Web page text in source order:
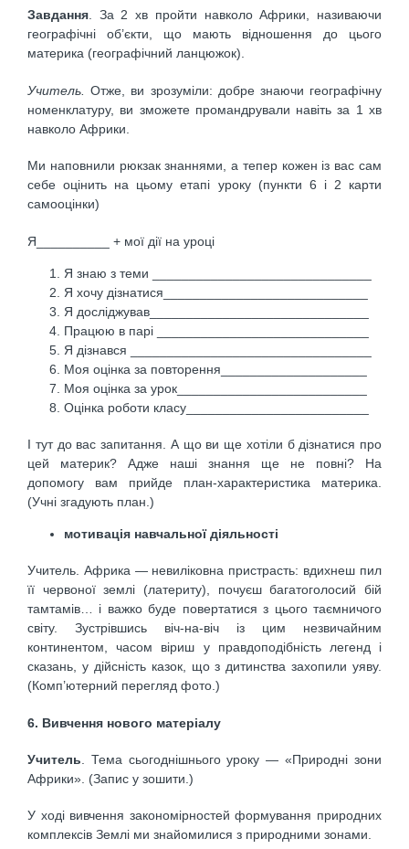
Завдання. За 2 хв пройти навколо Африки, називаю­чи
географічні об’єкти, що мають відношення до цьо­го
материка (географічний ланцюжок).
Учитель.
Отже, ви зрозуміли: добре знаючи геогра­фічну
номенклатуру, ви зможете промандрували на­віть за 1 хв
навколо Африки.
Ми наповнили рюкзак знаннями, а тепер кожен із вас сам
себе оцінить на цьому етапі уроку (пункти 6 і 2 карти
самооцінки)
Я__________ + мої дії на уроці
Я знаю з теми ______________________________
Я хочу дізнатися____________________________
Я досліджував______________________________
Працюю в парі _____________________________
Я дізнався _________________________________
Моя оцінка за повторення____________________
Моя оцінка за урок__________________________
Оцінка роботи класу_________________________
І тут до вас запитання. А що ви ще хотіли б дізнатися про
цей материк? Адже наші знання ще не повні? На
допомогу вам прийде план-характеристика материка.
(Учні згадують план.)
мотивація навчальної діяльності
Учитель. Африка — невиліковна пристрасть: вдих­неш пил
її червоної землі (латериту), почуєш бага­тоголосий бій
тамтамів… і важко буде повертатися з цього таємничого
світу. Зустрівшись віч-на-віч із цим незвичайним
континентом, часом віриш у прав­доподібність легенд і
сказань, у дійсність казок, що з дитинства захопили уяву.
(Комп’ютерний перегляд фото.)
6. Вивчення нового матеріалу
Учитель . Тема сьогоднішнього уроку — «Природні зони
Африки». (Запис у зошити.)
У ході вивчення закономірностей формування при­родних
комплексів Землі ми знайомилися з природ­ними зонами.